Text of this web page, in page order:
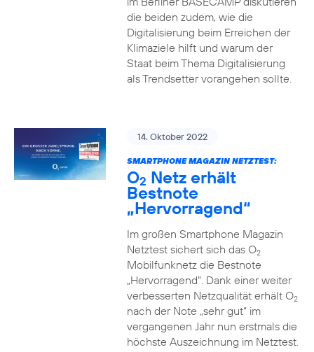
die beiden zudem, wie die
Digitalisierung beim Erreichen der
Klimaziele hilft und warum der
Staat beim Thema Digitalisierung
als Trendsetter vorangehen sollte.
14. Oktober 2022
SMARTPHONE MAGAZIN NETZTEST:
O2 Netz erhält
Bestnote
„Hervorragend“
Im großen Smartphone Magazin
Netztest sichert sich das O2
Mobilfunknetz die Bestnote
„Hervorragend“. Dank einer weiter
verbesserten Netzqualität erhält O2
nach der Note „sehr gut“ im
vergangenen Jahr nun erstmals die
höchste Auszeichnung im Netztest.